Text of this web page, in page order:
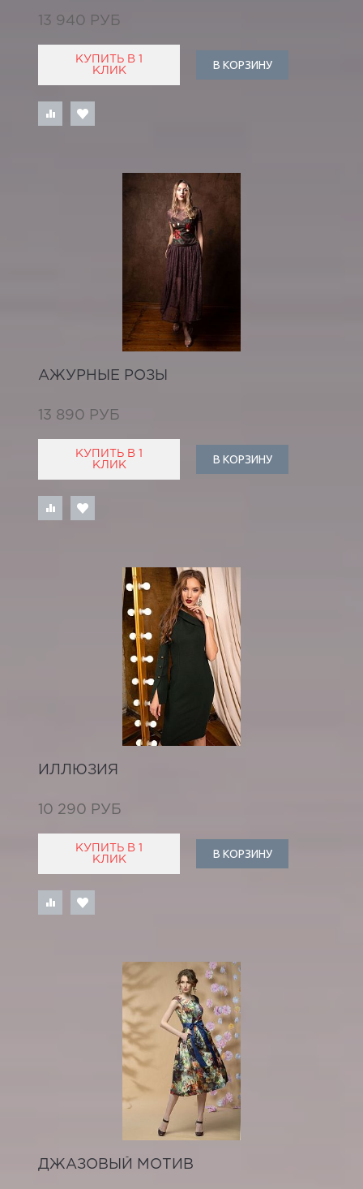
13 940 РУБ
КУПИТЬ В 1
КЛИК
В КОРЗИНУ
АЖУРНЫЕ РОЗЫ
13 890 РУБ
КУПИТЬ В 1
КЛИК
В КОРЗИНУ
ИЛЛЮЗИЯ
10 290 РУБ
КУПИТЬ В 1
КЛИК
В КОРЗИНУ
ДЖАЗОВЫЙ МОТИВ